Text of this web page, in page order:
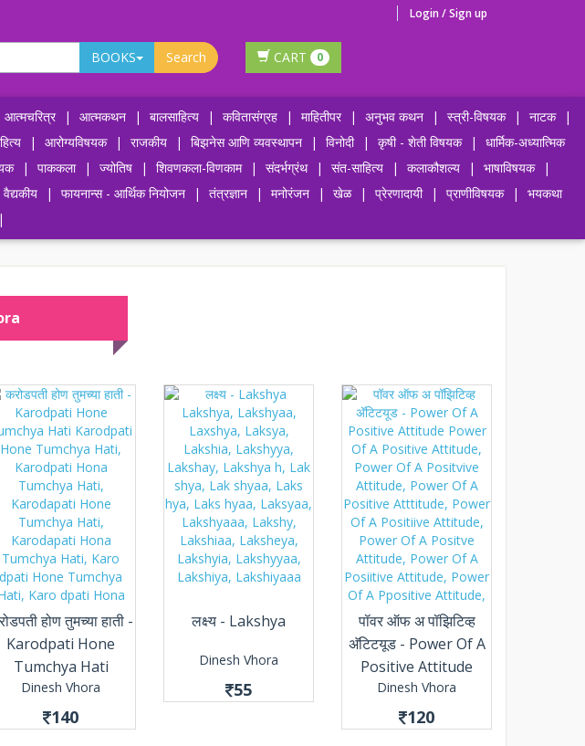
Login / Sign up
BOOKS Search CART 0
आत्मचरित्र | आत्मकथन | बालसाहित्य | कवितासंग्रह | माहितीपर | अनुभव कथन | स्त्री-विषयक | नाटक
|
| आरोग्यविषयक | राजकीय | बिझनेस आणि व्यवस्थापन | विनोदी | कृषी - शेती विषयक |
धार्मिक-अध्यात्मिक
| पाककला | ज्योतिष | शिवणकला-विणकाम | संदर्भग्रंथ | संत-साहित्य | कलाकौशल्य | भाषाविषयक
|
वैद्यकीय | फायनान्स - आर्थिक नियोजन | तंत्रज्ञान | मनोरंजन | खेळ | प्रेरणादायी | प्राणीविषयक |
भयकथा
|
होण तुमच्या हाती -
Karodpati Hone
Tumchya Hati
Dinesh Vhora
140
लक्ष्य - Lakshya
Dinesh Vhora
55
पॉवर ऑफ अ पॉझिटिव्ह
अ‍ॅटिटयूड - Power Of A
Positive Attitude
Dinesh Vhora
120